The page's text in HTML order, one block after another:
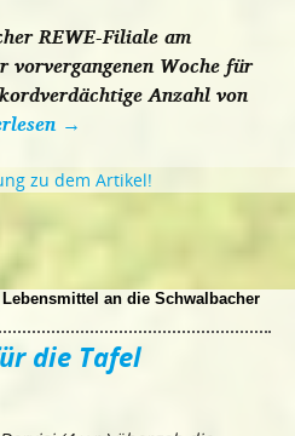
REWE-Filiale am
Woche für
Anzahl von
→
zu dem Artikel!
an die Schwalbacher
die Tafel